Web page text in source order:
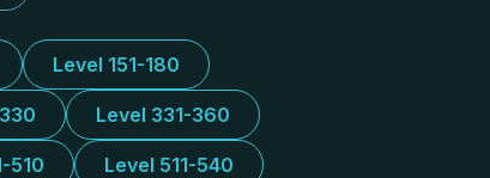
Level 151-180
Level 331-360
510 Level 511-540